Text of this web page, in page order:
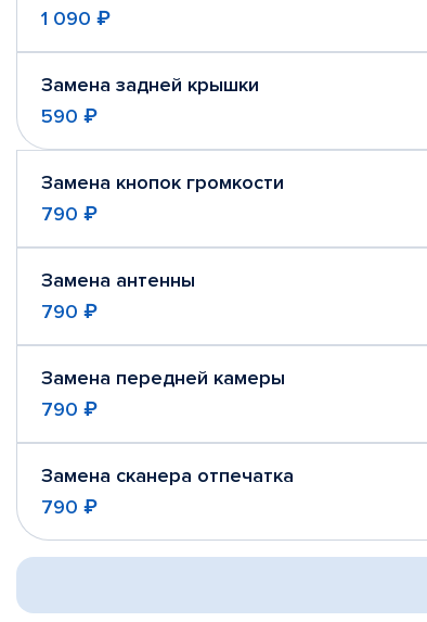
1 090 ₽
Замена задней крышки
590 ₽
Замена кнопок громкости
790 ₽
Замена антенны
790 ₽
Замена передней камеры
790 ₽
Замена сканера отпечатка
790 ₽